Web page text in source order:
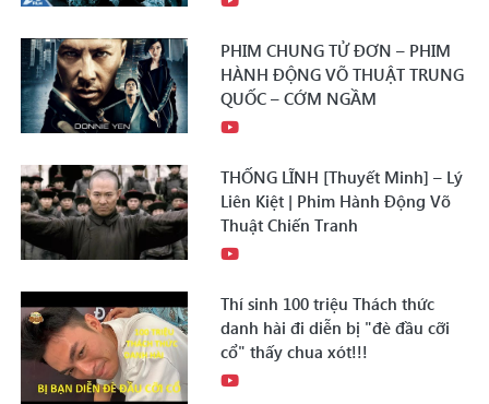
PHIM CHUNG TỬ ĐƠN – PHIM
HÀNH ĐỘNG VÕ THUẬT TRUNG
QUỐC – CỚM NGẦM
THỐNG LĨNH [Thuyết Minh] – Lý
Liên Kiệt | Phim Hành Động Võ
Thuật Chiến Tranh
Thí sinh 100 triệu Thách thức
danh hài đi diễn bị "đè đầu cỡi
cổ" thấy chua xót!!!